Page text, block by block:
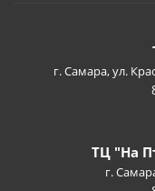
г. Самара, ул.
ТЦ "На
г.